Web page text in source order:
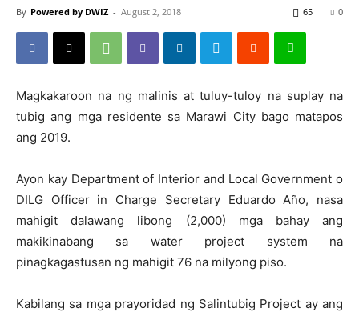
By Powered by DWIZ - August 2, 2018 0
65
Magkakaroon na ng malinis at tuluy-tuloy na suplay na
tubig ang mga residente sa Marawi City bago matapos
ang 2019.
Ayon kay Department of Interior and Local Government o
DILG Officer in Charge Secretary Eduardo Año, nasa
mahigit dalawang libong (2,000) mga bahay ang
makikinabang sa water project system na
pinagkagastusan ng mahigit 76 na milyong piso.
Kabilang sa mga prayoridad ng Salintubig Project ay ang